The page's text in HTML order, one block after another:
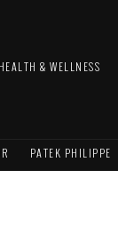
HEALTH & WELLNESS
PATEK PHILIPPE